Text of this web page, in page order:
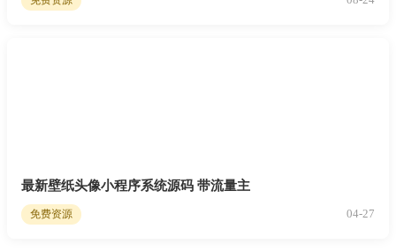
最新壁纸头像小程序系统源码 带流量主
免费资源 04-27